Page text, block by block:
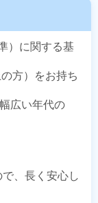
）に関する基
方）をお持ち
広い年代の
、長く安心し